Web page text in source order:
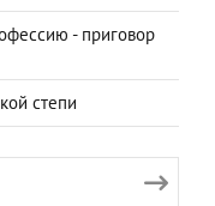
- приговор
степи